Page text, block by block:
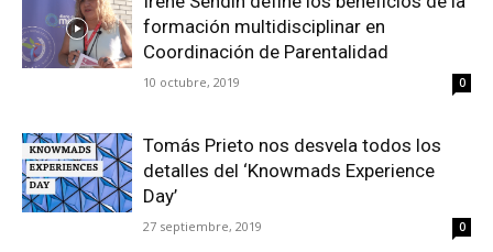
formación multidisciplinar en
Coordinación de Parentalidad
10 octubre, 2019 0
Tomás Prieto nos desvela todos los
detalles del ‘Knowmads Experience
Day’
27 septiembre, 2019 0